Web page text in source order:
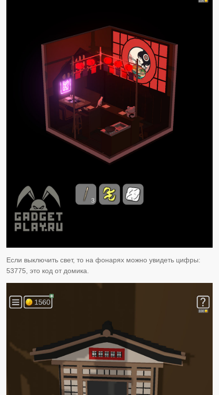
Если выключить свет, то на фонарях можно увидеть цифры:
53775, это код от домика.